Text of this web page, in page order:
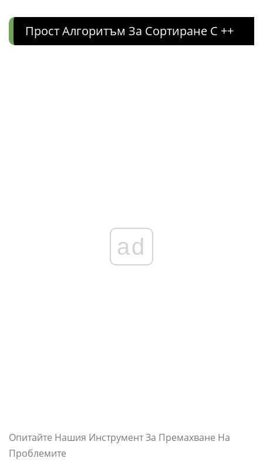
Прост Алгоритъм За Сортиране C ++
ad
Опитайте Нашия Инструмент За Премахване На
Проблемите